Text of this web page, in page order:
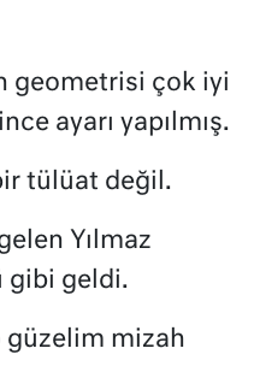
geometrisi çok iyi
ayarı yapılmış.
tülüat değil.
Yılmaz
gibi geldi.
güzelim mizah